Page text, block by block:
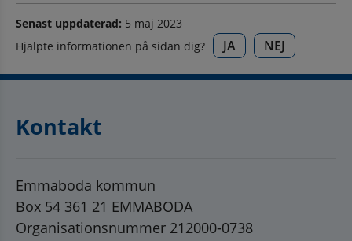
Senast uppdaterad: 5 maj 2023
Hjälpte informationen på sidan dig?
JA NEJ
Kontakt
Emmaboda kommun
Box 54 361 21 EMMABODA
Organisationsnummer 212000-0738